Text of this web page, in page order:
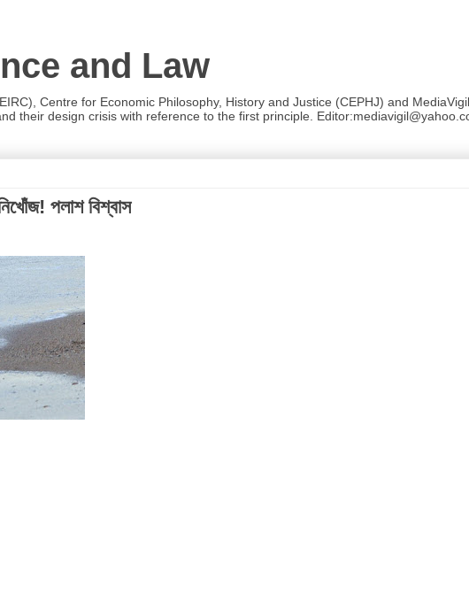
and Law
Centre for Economic Philosophy, History and Justice (CEPHJ) and
their design crisis with reference to the first principle.
পলাশ বিশ্বাস